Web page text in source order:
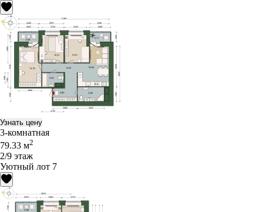
Узнать цену
3-комнатная
79.33 м2
2/9 этаж
Уютный лот 7